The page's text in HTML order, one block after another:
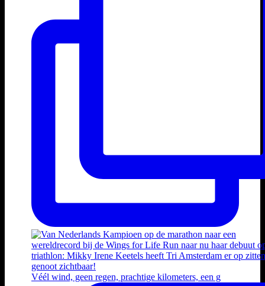
Véél wind, geen regen, prachtige kilometers, een g